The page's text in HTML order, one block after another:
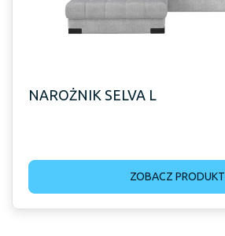
NAROŻNIK SELVA L
ZOBACZ PRODUKT